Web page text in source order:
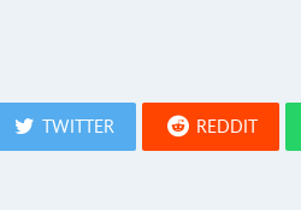
TWITTER REDDIT